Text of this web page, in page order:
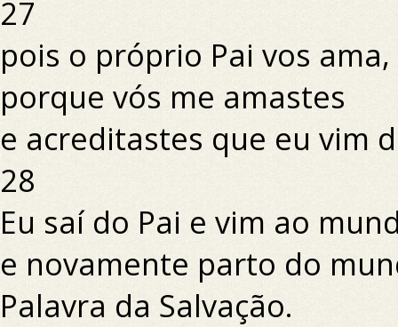
27
pois o próprio Pai vos ama,
porque vós me amastes
e acreditastes que eu vim
28
Eu saí do Pai e vim ao
e novamente parto do
Palavra da Salvação.